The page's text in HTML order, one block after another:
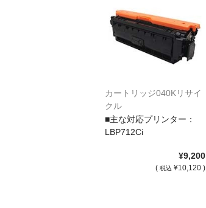
カートリッジ040Kリサイ
クル
■主な対応プリンター：
LBP712Ci
¥9,200
( 税込 ¥10,120 )